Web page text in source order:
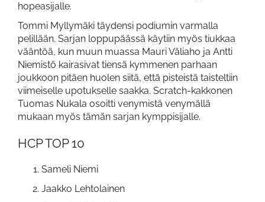
hopeasijalle.
Tommi Myllymäki täydensi podiumin varmalla
pelillään. Sarjan loppupäässä käytiin myös tiukkaa
vääntöä, kun muun muassa Mauri Väliaho ja Antti
Niemistö kairasivat tiensä kymmenen parhaan
joukkoon pitäen huolen siitä, että pisteistä taisteltiin
viimeiselle upotukselle saakka. Scratch-kakkonen
Tuomas Nukala osoitti venymistä venymällä
mukaan myös tämän sarjan kymppisijalle.
HCP TOP 10
Sameli Niemi
Jaakko Lehtolainen